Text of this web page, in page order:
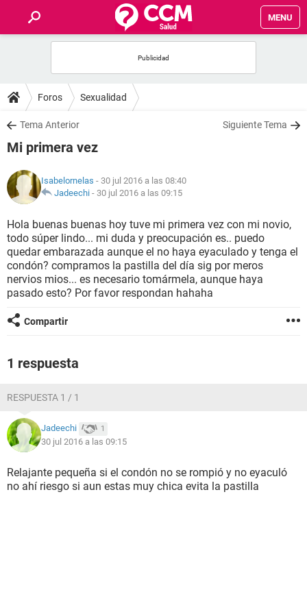
MENU
FOROS
SALUD
FAMILIA
NUTRICIÓN
BIENESTAR
SEXUALIDAD
GLOSARIO
Foros Sexualidad
Tema Anterior Siguiente Tema
Mi primera vez
Isabelornelas - 30 jul 2016 a las 08:40
Jadeechi - 30 jul 2016 a las 09:15
Hola buenas buenas hoy tuve mi primera vez con mi novio,
todo súper lindo... mi duda y preocupación es.. puedo
quedar embarazada aunque el no haya eyaculado y tenga el
condón? compramos la pastilla del día sig por meros
nervios mios... es necesario tomármela, aunque haya
pasado esto? Por favor respondan hahaha
Compartir
1 respuesta
RESPUESTA 1 / 1
Jadeechi 1
30 jul 2016 a las 09:15
Relajante pequeña si el condón no se rompió y no eyaculó
no ahí riesgo si aun estas muy chica evita la pastilla